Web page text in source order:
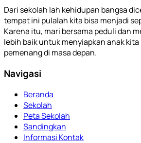
Dari sekolah lah kehidupan bangsa
tempat ini pulalah kita bisa menjadi
Karena itu, mari bersama peduli dan
lebih baik untuk menyiapkan anak
pemenang di masa depan.
Navigasi
Beranda
Sekolah
Peta Sekolah
Sandingkan
Informasi Kontak